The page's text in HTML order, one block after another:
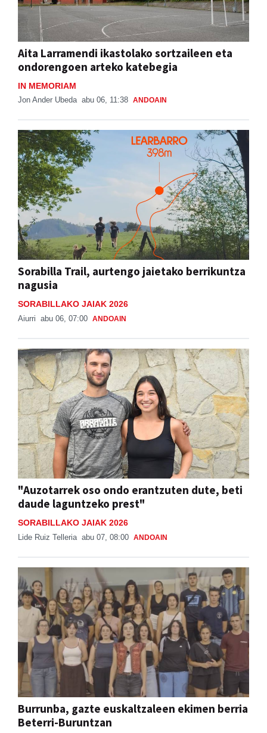
Aita Larramendi ikastolako sortzaileen eta
ondorengoen arteko katebegia
IN MEMORIAM
Jon Ander Ubeda abu 06, 11:38 ANDOAIN
Sorabilla Trail, aurtengo jaietako berrikuntza
nagusia
SORABILLAKO JAIAK 2026
Aiurri abu 06, 07:00 ANDOAIN
"Auzotarrek oso ondo erantzuten dute, beti
daude laguntzeko prest"
SORABILLAKO JAIAK 2026
Lide Ruiz Telleria abu 07, 08:00 ANDOAIN
Burrunba, gazte euskaltzaleen ekimen berria
Beterri-Buruntzan